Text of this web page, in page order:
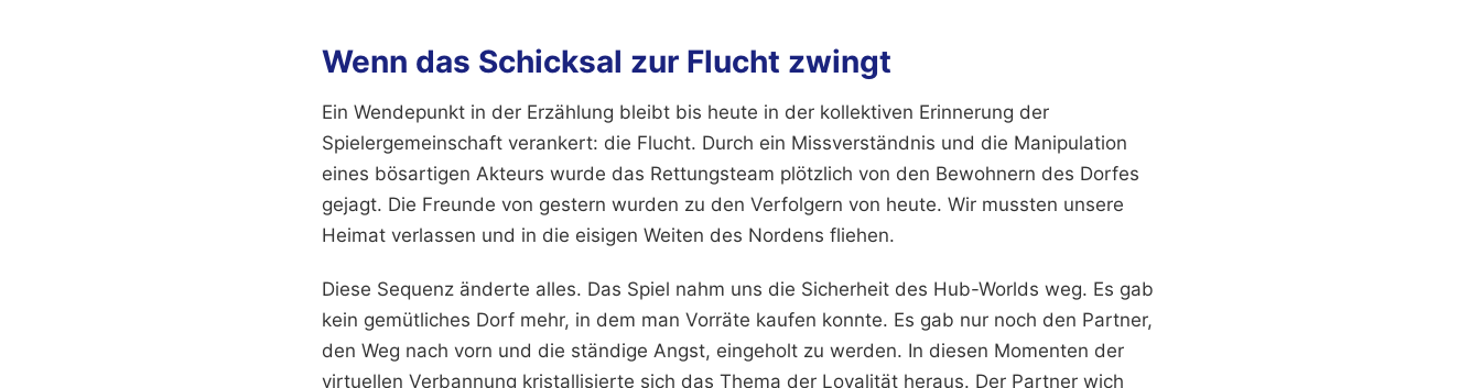
Wenn das Schicksal zur Flucht zwingt
Ein Wendepunkt in der Erzählung bleibt bis heute in der kollektiven Erinnerung der
Spielergemeinschaft verankert: die Flucht. Durch ein Missverständnis und die Manipulation
eines bösartigen Akteurs wurde das Rettungsteam plötzlich von den Bewohnern des Dorfes
gejagt. Die Freunde von gestern wurden zu den Verfolgern von heute. Wir mussten unsere
Heimat verlassen und in die eisigen Weiten des Nordens fliehen.
Diese Sequenz änderte alles. Das Spiel nahm uns die Sicherheit des Hub-Worlds weg. Es gab
kein gemütliches Dorf mehr, in dem man Vorräte kaufen konnte. Es gab nur noch den Partner,
den Weg nach vorn und die ständige Angst, eingeholt zu werden. In diesen Momenten der
virtuellen Verbannung kristallisierte sich das Thema der Loyalität heraus. Der Partner wich